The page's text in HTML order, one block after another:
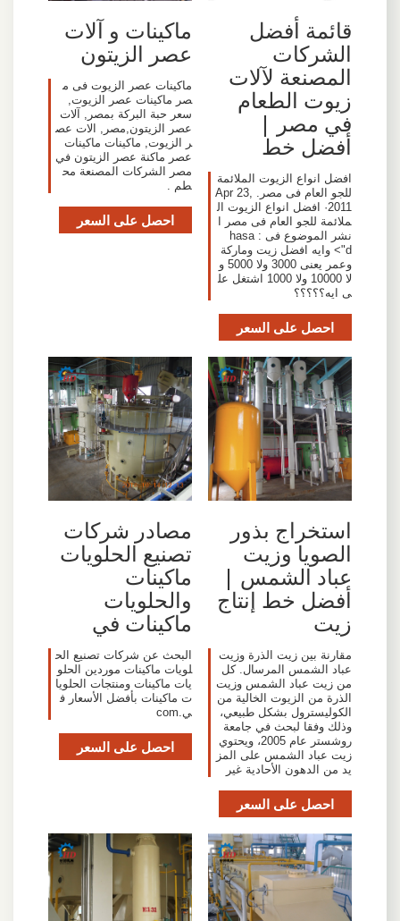
قائمة أفضل
الشركات
المصنعة لآلات
زيوت الطعام
في مصر |
أفضل خط
افضل انواع الزيوت الملائمة
للجو العام فى مصر. Apr 23,
2011· افضل انواع الزيوت ال
ملائمة للجو العام فى مصر ا
نشر الموضوع فى : hasa
d"> وايه افضل زيت وماركة
وعمر يعنى 3000 ولا 5000 و
لا 10000 ولا 1000 اشتغل عل
ى ايه؟؟؟؟؟
احصل على السعر
ماكينات و آلات
عصر الزيتون
ماكينات عصر الزيوت فى م
صر ماكينات عصر الزيوت,
سعر حبة البركة بمصر, آلات
عصر الزيتون,مصر, الات عص
ر الزيوت, ماكينات ماكينات
عصر ماكنة عصر الزيتون في
مصر الشركات المصنعة مح
طم .
احصل على السعر
استخراج بذور
الصويا وزيت
عباد الشمس |
أفضل خط إنتاج
زيت
مقارنة بين زيت الذرة وزيت
عباد الشمس المرسال. كل
من زيت عباد الشمس وزيت
الذرة من الزيوت الخالية من
الكوليسترول بشكل طبيعي،
وذلك وفقا لبحث في جامعة
روشستر عام 2005، ويحتوي
زيت عباد الشمس على المز
يد من الدهون الأحادية غير
احصل على السعر
مصادر شركات
تصنيع الحلويات
ماكينات
والحلويات
ماكينات في
البحث عن شركات تصنيع الح
لويات ماكينات موردين الحلو
يات ماكينات ومنتجات الحلويا
ت ماكينات بأفضل الأسعار ف
ي.com
احصل على السعر